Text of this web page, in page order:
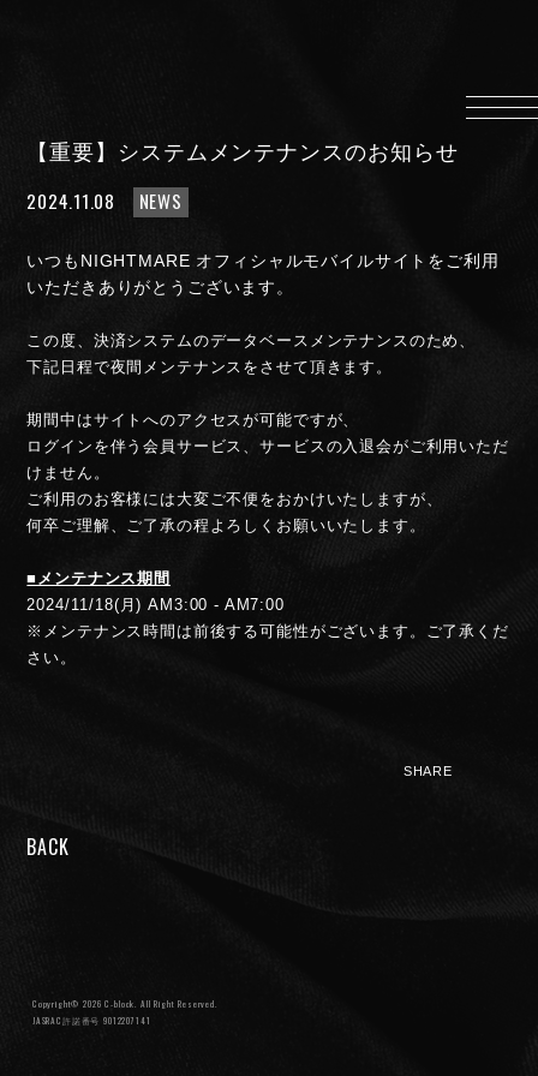
PROFILE
SCHEDULE
DISCOGRAPHY
MUSIC VIDEO
LYRICS
GOODS
伊達漢
CONTACT
FAN CLUB INFORMATION
【重要】システムメンテナンスのお知らせ
2024.11.08 NEWS
いつもNIGHTMARE オフィシャルモバイルサイトをご利用
いただきありがとうございます。
この度、決済システムのデータベースメンテナンスのため、
下記日程で夜間メンテナンスをさせて頂きます。
期間中はサイトへのアクセスが可能ですが、
ログインを伴う会員サービス、サービスの入退会がご利用いただ
けません。
ご利用のお客様には大変ご不便をおかけいたしますが、
何卒ご理解、ご了承の程よろしくお願いいたします。
■メンテナンス期間
2024/11/18(月) AM3:00 - AM7:00
※メンテナンス時間は前後する可能性がございます。ご了承くだ
さい。
SHARE
BACK